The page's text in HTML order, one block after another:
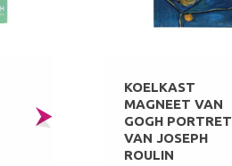
KOELKAST
MAGNEET VAN
GOGH PORTRET
VAN JOSEPH
ROULIN